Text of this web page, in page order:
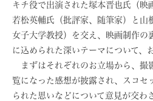
キチ役で出演された塚本晋也氏（映
若松英輔氏（批評家、随筆家）と山
女子大学教授）を交え、映画制作の
に込められた深いテーマについて、
まずはそれぞれのお立場から、撮
覧になった感想が披露され、スコセ
られた思いなどについて意見が交わ